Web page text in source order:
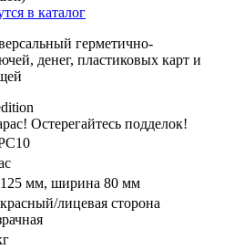
в каталог
герметично-
денег, пластиковых карт и
Остерегайтесь подделок!
мм, ширина 80 мм
лицевая сторона